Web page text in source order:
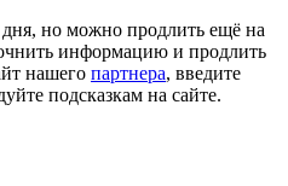
но можно продлить ещё на
информацию и продлить
нашего партнера, введите
подсказкам на сайте.